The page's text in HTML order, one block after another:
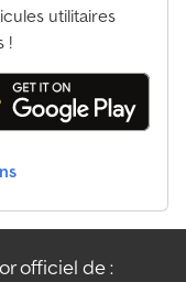
utilitaires
!
officiel de :